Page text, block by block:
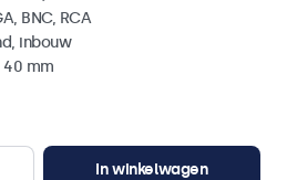
BNC, RCA
inbouw
40 mm
In winkelwagen